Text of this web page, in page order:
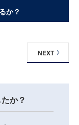
か？
NEXT
か？